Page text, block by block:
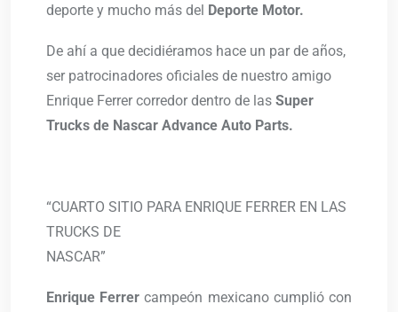
deporte y mucho más del Deporte Motor.
De ahí a que decidiéramos hace un par de años,
ser patrocinadores oficiales de nuestro amigo
Enrique Ferrer corredor dentro de las Super
Trucks de Nascar Advance Auto Parts.
“CUARTO SITIO PARA ENRIQUE FERRER EN LAS
TRUCKS DE
NASCAR”
Enrique Ferrer campeón mexicano cumplió con